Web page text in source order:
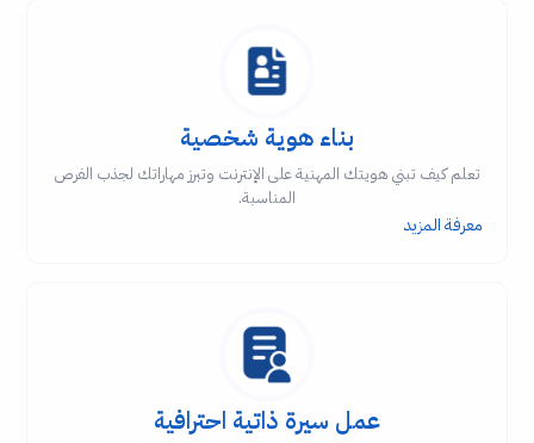
بناء هوية شخصية
تعلم كيف تبني هويتك المهنية على الإنترنت وتبرز مهاراتك لجذب الفرص
المناسبة.
معرفة المزيد
عمل سيرة ذاتية احترافية